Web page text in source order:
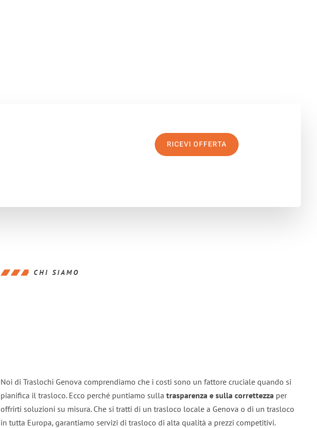
RICEVI OFFERTA
CHI SIAMO
Noi di Traslochi Genova comprendiamo che i costi sono un fattore cruciale quando si
pianifica il trasloco. Ecco perché puntiamo sulla trasparenza e sulla correttezza per
offrirti soluzioni su misura. Che si tratti di un trasloco locale a Genova o di un trasloco
in tutta Europa, garantiamo servizi di trasloco di alta qualità a prezzi competitivi.